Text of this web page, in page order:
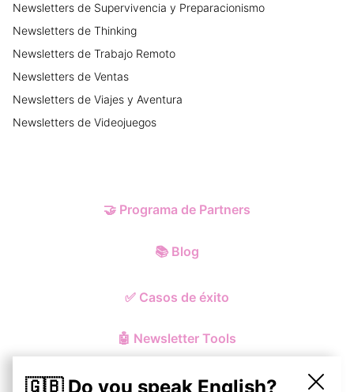
🇬🇧 Do you speak English?
Newsletters de Supervivencia y Preparacionismo
Newsletters de Thinking
Newsletters de Trabajo Remoto
Newsletters de Ventas
Newsletters de Viajes y Aventura
Newsletters de Videojuegos
🤝 Programa de Partners
📚 Blog
✅ Casos de éxito
🤖 Newsletter Tools